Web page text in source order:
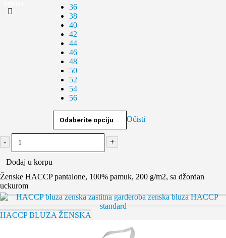
36
38
40
42
44
46
48
50
52
54
56
Očisti
- +
Dodaj u korpu
Ženske HACCP pantalone, 100% pamuk, 200 g/m2, sa džordan
uckurom
HACCP BLUZA ŽENSKA